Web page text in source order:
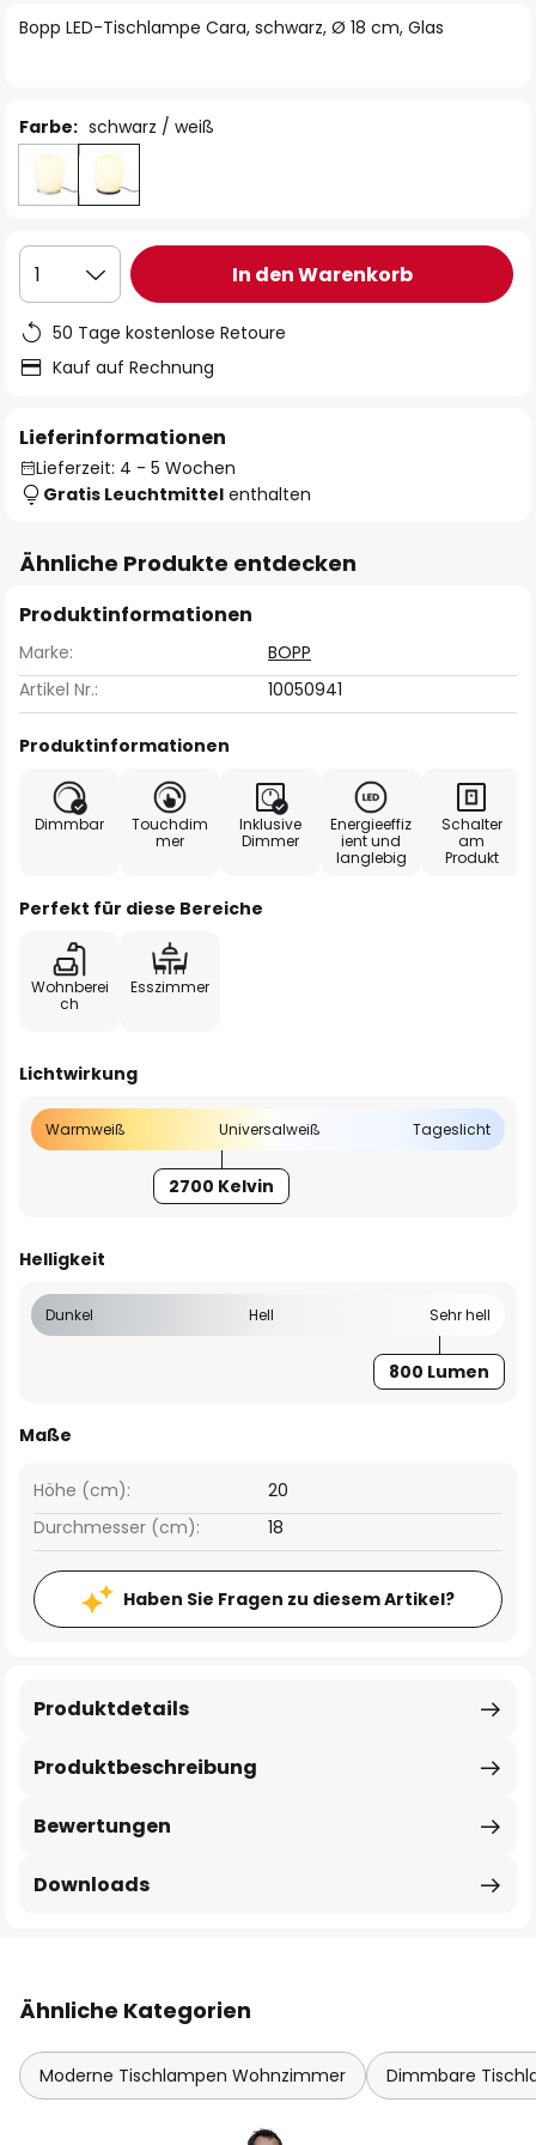
Bopp LED-Tischlampe Cara, schwarz, Ø 18 cm, Glas
Farbe: schwarz / weiß
1 In den Warenkorb
50 Tage kostenlose Retoure
Kauf auf Rechnung
Lieferinformationen
Lieferzeit: 4 - 5 Wochen
Gratis Leuchtmittel enthalten
Ähnliche Produkte entdecken
Produktinformationen
Marke:
BOPP
Artikel Nr.:
10050941
Produktinformationen
Dimmbar
Touchdim
mer
Inklusive
Dimmer
Energieeffiz
ient und
langlebig
Schalter
am
Produkt
Perfekt für diese Bereiche
Wohnberei
ch
Esszimmer
Lichtwirkung
Warmweiß Universalweiß Tageslicht
2700 Kelvin
Helligkeit
Dunkel Hell Sehr hell
800 Lumen
Maße
Höhe (cm):
20
Durchmesser (cm):
18
Haben Sie Fragen zu diesem Artikel?
Produktbeschreibung
Produktdetails
Bewertungen
Downloads
Ähnliche Kategorien
Moderne Tischlampen Wohnzimmer Dimmbare